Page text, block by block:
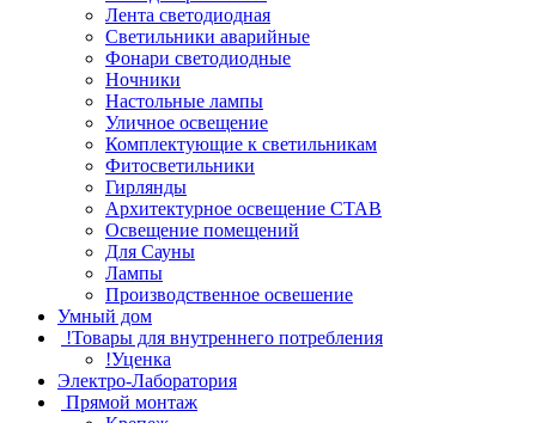
Лента светодиодная
Светильники аварийные
Фонари светодиодные
Ночники
Настольные лампы
Уличное освещение
Комплектующие к светильникам
Фитосветильники
Гирлянды
Архитектурное освещение СТАВ
Освещение помещений
Для Сауны
Лампы
Производственное освешение
Умный дом
!Товары для внутреннего потребления
!Уценка
Электро-Лаборатория
Прямой монтаж